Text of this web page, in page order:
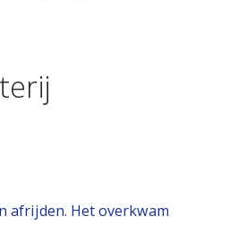
afrijden. Het overkwam